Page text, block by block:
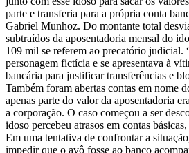
parte e transferia para a própria conta
Gabriel Munhoz. Do montante total
subtraídos da aposentadoria mensal do
109 mil se referem ao precatório judicial.
personagem fictícia e se apresentava à
bancária para justificar transferências e
Também foram abertas contas em nome
apenas parte do valor da aposentadoria
a corporação. O caso começou a ser
idoso percebeu atrasos em contas
Em uma tentativa de confrontar a
impedir que o avô fosse ao banco